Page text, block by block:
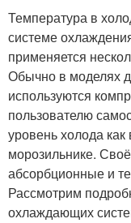
Температура в
системе
применяется
Обычно в моделях
используются
пользователю
уровень холода
морозильнике.
абсорбционные и
Рассмотрим
охлаждающих